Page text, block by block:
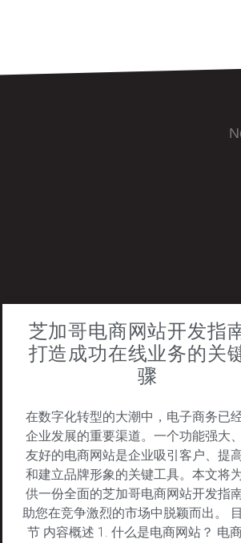
芝加哥电商网站开发指
打造成功在线业务的关
骤
在数字化转型的大潮中，电子商务已
企业发展的重要渠道。一个功能强大
友好的电商网站是企业吸引客户、提
和建立品牌形象的关键工具。本文将
供一份全面的芝加哥电商网站开发指
助您在竞争激烈的市场中脱颖而出。
节 内容概述 1. 什么是电商网站？ 电